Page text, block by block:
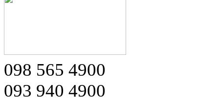
098 565 4900
093 940 4900